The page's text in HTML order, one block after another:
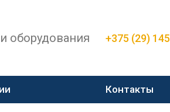
оборудования +375 (29)
Контакты